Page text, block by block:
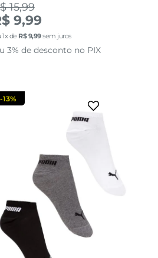
15,99
9,99
1x de R$9,99sem juros
3% de desconto no PIX
adicionar a sacola
-13%